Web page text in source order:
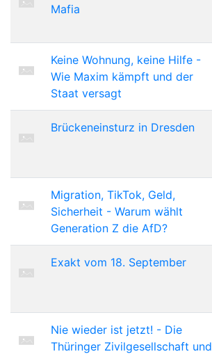
Mafia
Keine Wohnung, keine Hilfe -
Wie Maxim kämpft und der
Staat versagt
Brückeneinsturz in Dresden
Migration, TikTok, Geld,
Sicherheit - Warum wählt
Generation Z die AfD?
Exakt vom 18. September
Nie wieder ist jetzt! - Die
Thüringer Zivilgesellschaft und